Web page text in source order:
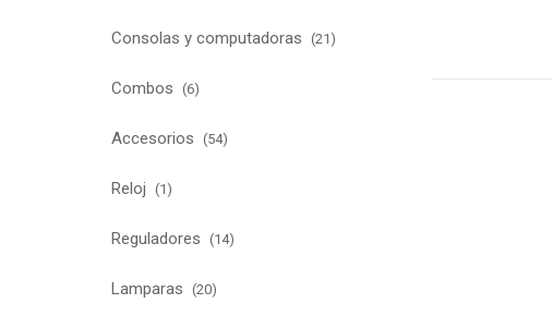
Consolas y computadoras (21)
Combos (6)
Accesorios (54)
Reloj (1)
Reguladores (14)
Lamparas (20)